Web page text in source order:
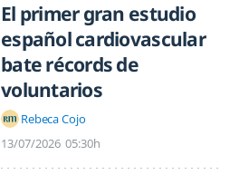
El primer gran estudio
español cardiovascular
bate récords de
voluntarios
Rebeca Cojo
13/07/2026 05:30h